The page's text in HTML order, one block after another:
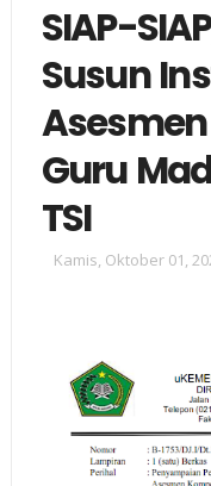
SIAP-
Susun
Guru
TSI
Kamis, Oktober 01,